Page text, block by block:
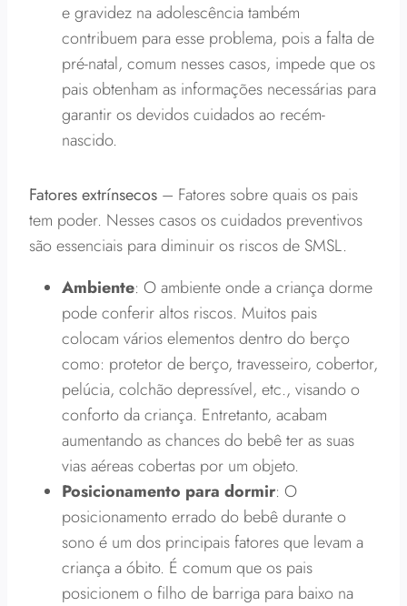
e gravidez na adolescência também
contribuem para esse problema, pois a falta de
pré-natal, comum nesses casos, impede que os
pais obtenham as informações necessárias para
garantir os devidos cuidados ao recém-
nascido.
Fatores extrínsecos – Fatores sobre quais os pais
tem poder. Nesses casos os cuidados preventivos
são essenciais para diminuir os riscos de SMSL.
Ambiente: O ambiente onde a criança dorme
pode conferir altos riscos. Muitos pais
colocam vários elementos dentro do berço
como: protetor de berço, travesseiro, cobertor,
pelúcia, colchão depressível, etc., visando o
conforto da criança. Entretanto, acabam
aumentando as chances do bebê ter as suas
vias aéreas cobertas por um objeto.
Posicionamento para dormir: O
posicionamento errado do bebê durante o
sono é um dos principais fatores que levam a
criança a óbito. É comum que os pais
posicionem o filho de barriga para baixo na